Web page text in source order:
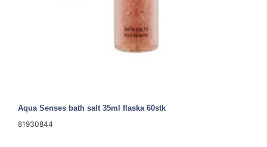
Aqua Senses bath salt 35ml flaska 60stk
81930844